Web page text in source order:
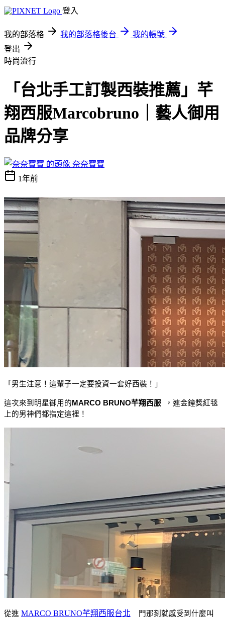
登入
我的部落格 我的部落格後台
我的帳號
登出
時尚流行
「台北手工訂製西裝推薦」芊
翔西服Marcobruno｜藝人御用
品牌分享
奈奈寶寶
1年前
「男生注意！這輩子一定要投資一套好西裝！」
這次來到明星御用的MARCO BRUNO芊翔西服
，連金鐘獎紅毯
上的男神們都指定這裡！
從進 MARCO BRUNO芊翔西服台北
門那刻就感受到什麼叫